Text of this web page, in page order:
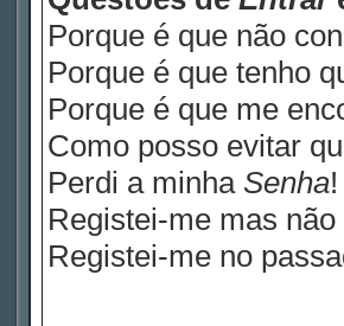
Porque é que não
Porque é que tenho
Porque é que me
Como posso evitar
Perdi a minha Senha!
Registei-me mas
Registei-me no